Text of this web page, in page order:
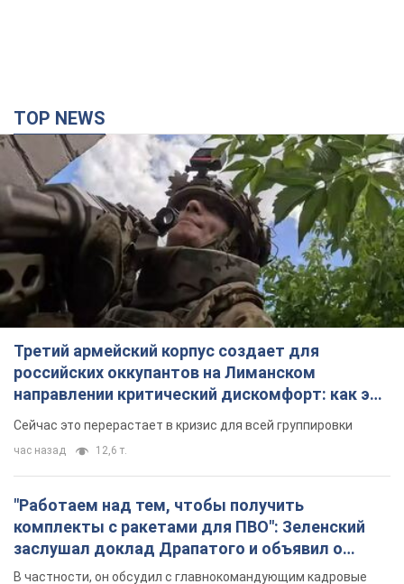
Третий армейский корпус создает для
российских оккупантов на Лиманском
направлении критический дискомфорт: как это
удалось
Сейчас это перерастает в кризис для всей группировки
час назад 12,6 т.
"Работаем над тем, чтобы получить
комплекты с ракетами для ПВО": Зеленский
заслушал доклад Драпатого и объявил о
В частности, он обсудил с главнокомандующим кадровые
вопросы в украинской армии
3 часа назад
взрывы: поднимается черный дым. Фото и
видео
Город, вероятно, подвергся атаке дронов
4 часа назад 5,8 т.